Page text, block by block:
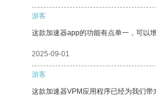
游客
这款加速器app的功能有点单一，可以
2025-09-01
游客
这款加速器VPM应用程序已经为我们带